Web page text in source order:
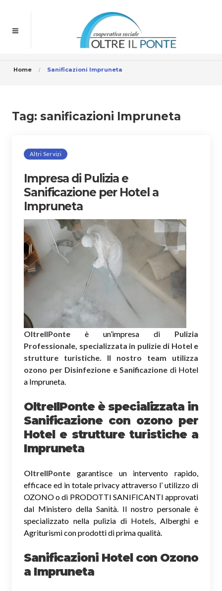
Home Sanificazioni Impruneta
Tag: sanificazioni Impruneta
Altri Servizi
Impresa di Pulizia e
Sanificazione per Hotel a
Impruneta
OltreIlPonte è un’impresa di Pulizia
Professionale, specializzata in pulizie di Hotel e
strutture turistiche. Il nostro team utilizza
ozono per Disinfezione e Sanificazione di Hotel
a Impruneta.
OltreIlPonte è specializzata in
Sanificazione con ozono per
Hotel e strutture turistiche a
Impruneta
OltreIlPonte garantisce un intervento rapido,
efficace ed in totale privacy attraverso l’ utilizzo di
OZONO o di PRODOTTI SANIFICANTI approvati
dal Ministero della Sanità. Il nostro personale è
specializzato nella pulizia di Hotels, Alberghi e
Agriturismi con prodotti di prima qualità.
Sanificazioni Hotel con Ozono
a Impruneta